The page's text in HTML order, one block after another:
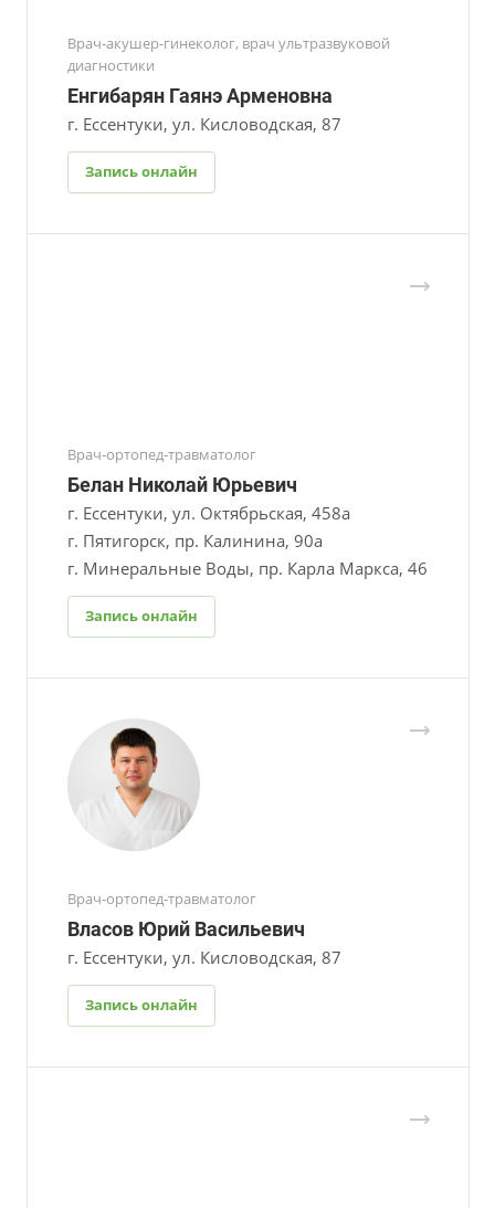
Врач-акушер-гинеколог, врач ультразвуковой
диагностики
Енгибарян Гаянэ Арменовна
г. Ессентуки, ул. Кисловодская, 87
Запись онлайн
Врач-ортопед-травматолог
Белан Николай Юрьевич
г. Ессентуки, ул. Октябрьская, 458а
г. Пятигорск, пр. Калинина, 90а
г. Минеральные Воды, пр. Карла Маркса, 46
Запись онлайн
Врач-ортопед-травматолог
Власов Юрий Васильевич
г. Ессентуки, ул. Кисловодская, 87
Запись онлайн